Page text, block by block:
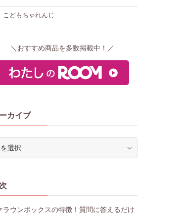
こどもちゃれんじ
＼おすすめ商品を多数掲載中！／
カイブ
ラウンボックスの特徴！質問に答えるだけ